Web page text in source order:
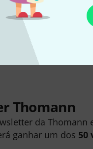
Thomann
da
ganhar um dos 50